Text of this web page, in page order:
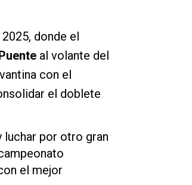
donde el
al volante del
con el
el doblete
luchar por otro gran
el mejor